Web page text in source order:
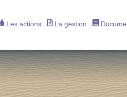
Les actions La gestion